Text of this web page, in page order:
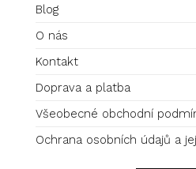
Blog
O nás
Kontakt
Doprava a platba
Všeobecné obchodní
Ochrana osobních údajů a